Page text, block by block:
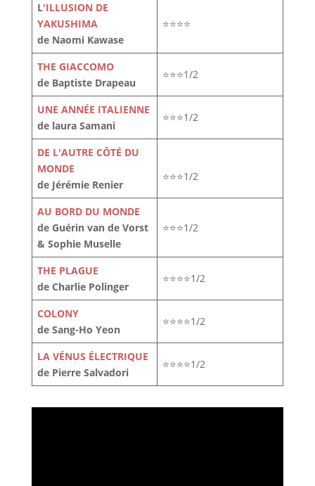
L'ILLUSION DE
YAKUSHIMA
de Naomi Kawase
⭐⭐⭐⭐
THE GIACCOMO
de Baptiste Drapeau
⭐⭐⭐1/2
UNE ANNÉE ITALIENNE
de laura Samani
⭐⭐⭐1/2
DE L'AUTRE CÔTÉ DU
MONDE
de Jérémie Renier
⭐⭐⭐1/2
AU BORD DU MONDE
de Guérin van de Vorst
& Sophie Muselle
⭐⭐⭐1/2
THE PLAGUE
de Charlie Polinger
⭐⭐⭐⭐1/2
COLONY
de Sang-Ho Yeon
⭐⭐⭐⭐1/2
LA VÉNUS ÉLECTRIQUE
de Pierre Salvadori
⭐⭐⭐⭐1/2